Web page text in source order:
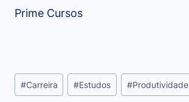
Prime Cursos
Tags
do
#Carreira #Estudos #Produtividade